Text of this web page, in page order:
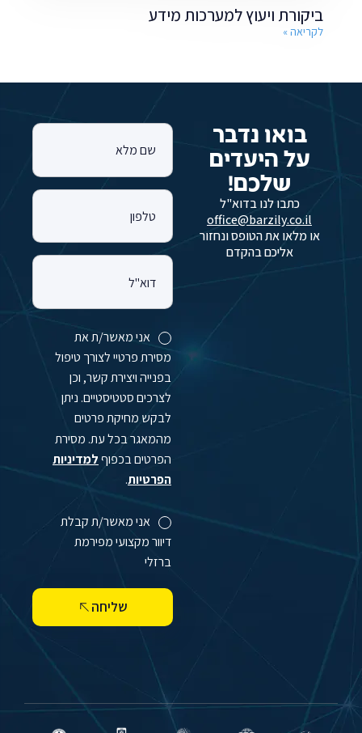
ביקורת ויעוץ למערכות מידע
לקריאה »
בואו נדבר
על היעדים
שלכם!
כתבו לנו בדוא"ל
office@barzily.co.il
או מלאו את הטופס ונחזור
אליכם בהקדם
שם מלא
טלפון
דוא"ל
אני מאשר/ת את
מסירת פרטיי לצורך טיפול
בפנייה ויצירת קשר, וכן
לצרכים סטטיסטיים. ניתן
לבקש מחיקת פרטים
מהמאגר בכל עת. מסירת
הפרטים בכפוףלמדיניות
הפרטיות.
אני מאשר/ת קבלת
דיוור מקצועי מפירמת
ברזלי
שליחה